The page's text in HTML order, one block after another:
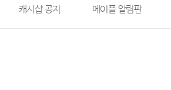
캐시샵 공지 메이플 알림판